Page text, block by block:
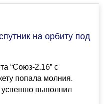
на орбиту под
“Союз-2.1б” с
попала молния.
успешно выполнил